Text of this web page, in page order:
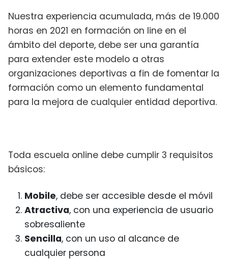
Nuestra experiencia acumulada, más de 19.000
horas en 2021 en formación on line en el
ámbito del deporte, debe ser una garantía
para extender este modelo a otras
organizaciones deportivas a fin de fomentar la
formación como un elemento fundamental
para la mejora de cualquier entidad deportiva.
Toda escuela online debe cumplir 3 requisitos
básicos:
Mobile, debe ser accesible desde el móvil
Atractiva, con una experiencia de usuario
sobresaliente
Sencilla, con un uso al alcance de
cualquier persona